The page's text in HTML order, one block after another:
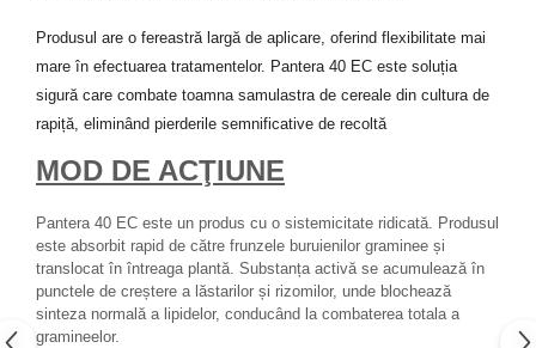
Produsul are o fereastră largă de aplicare, oferind flexibilitate mai
mare în efectuarea tratamentelor. Pantera 40 EC este soluția
sigură care combate toamna samulastra de cereale din cultura de
rapiță, eliminând pierderile semnificative de recoltă
MOD DE ACŢIUNE
Pantera 40 EC este un produs cu o sistemicitate ridicată. Produsul
este absorbit rapid de către frunzele buruienilor graminee și
translocat în întreaga plantă. Substanța activă se acumulează în
punctele de creștere a lăstarilor și rizomilor, unde blochează
sinteza normală a lipidelor, conducând la combaterea totala a
gramineelor.